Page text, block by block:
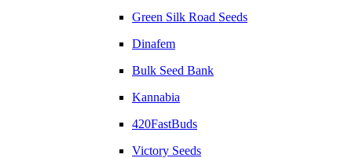
Green Silk Road Seeds
Dinafem
Bulk Seed Bank
Kannabia
420FastBuds
Victory Seeds